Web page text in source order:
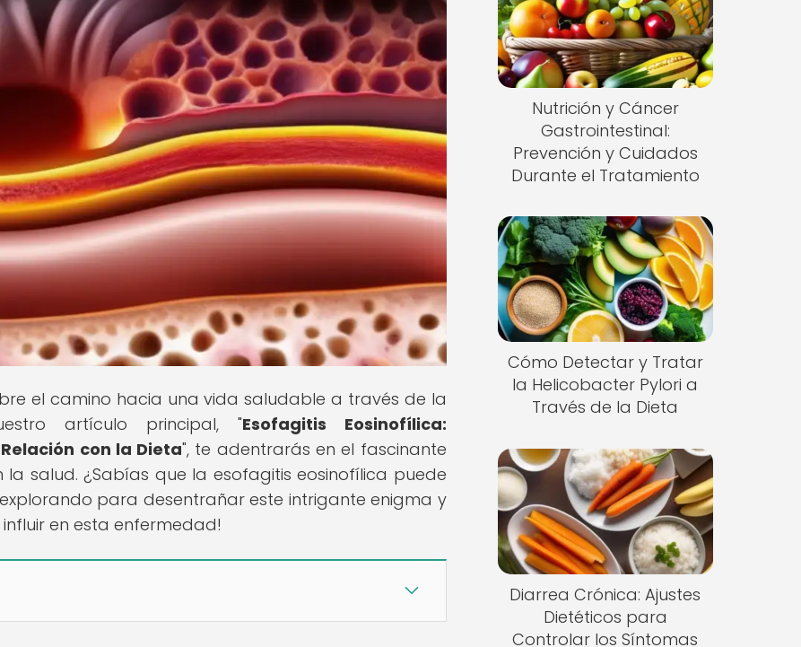
el camino hacia una vida saludable a través de la
artículo principal, "Esofagitis Eosinofílica:
con la Dieta", te adentrarás en el fascinante
salud. ¿Sabías que la esofagitis eosinofílica puede
para desentrañar este intrigante enigma y
en esta enfermedad!
Nutrición y Cáncer
Gastrointestinal:
Prevención y Cuidados
Durante el Tratamiento
Cómo Detectar y Tratar
la Helicobacter Pylori a
Través de la Dieta
Diarrea Crónica: Ajustes
Dietéticos para
Controlar los Síntomas